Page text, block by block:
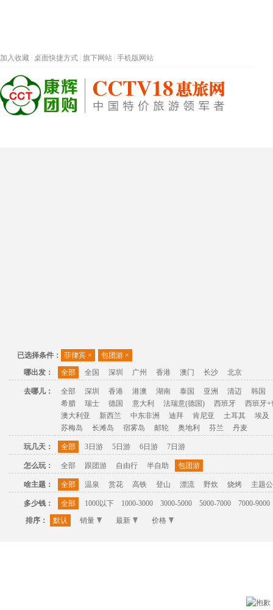
加入收藏 桌面快捷方式 旗下网站 手机版网站
已选择条件： 菲律宾 × 包团游 ×
哪出发：
全部 全国 深圳 广州 香港 澳门 长沙 北京
去哪儿： 全部 深圳 香港 港澳 湖南 泰国 亚洲 清迈
韩国
希腊
瑞士 德国 意大利 法瑞意(德国) 西班牙
西班牙+
澳大利亚
新西兰 中东非洲 迪拜 肯尼亚 土耳其
埃及
苏梅岛
长滩岛 宿雾岛 邮轮 奥地利 芬兰 丹麦
玩几天： 全部 3日游 5日游 6日游 7日游
怎么玩： 全部 跟团游 自由行 半自助 包团游
啥主题： 全部 温泉 赏花 高铁 登山 漂流 野炊 烧烤 主题
多少钱： 全部 1000以下 1000-3000 3000-5000 5000-7000
7000-9000
排序：
默认 销量 最新 价格